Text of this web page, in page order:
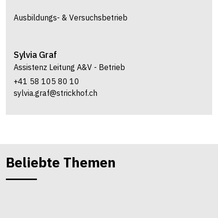
Ausbildungs- & Versuchsbetrieb
Sylvia Graf
Assistenz Leitung A&V - Betrieb
+41 58 105 80 10
sylvia.graf@strickhof.ch
Beliebte Themen